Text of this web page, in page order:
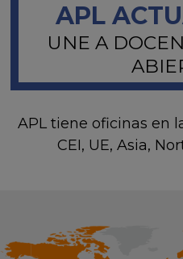
APL
UNE A
APL tiene oficinas en
CEI, UE, Asia,